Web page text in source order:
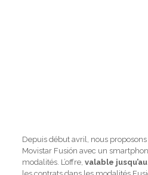
Depuis début avril, nous
Movistar Fusión avec un
modalités. L’offre, valable